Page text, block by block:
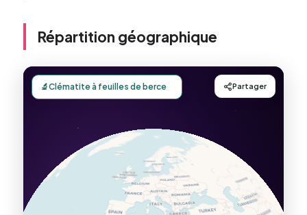
Répartition géographique